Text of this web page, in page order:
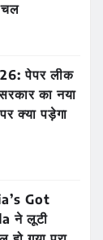
पेपर लीक
का नया
क्या पड़ेगा
Got
ने लूटी